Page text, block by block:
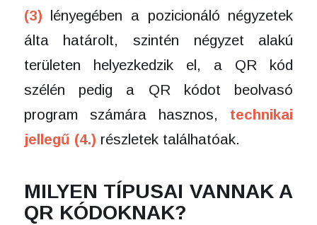
(3) lényegében a pozicionáló négyzetek
álta határolt, szintén négyzet alakú
területen helyezkedzik el, a QR kód
szélén pedig a QR kódot beolvasó
program számára hasznos, technikai
jellegű (4.) részletek találhatóak.
MILYEN TÍPUSAI VANNAK A
QR KÓDOKNAK?